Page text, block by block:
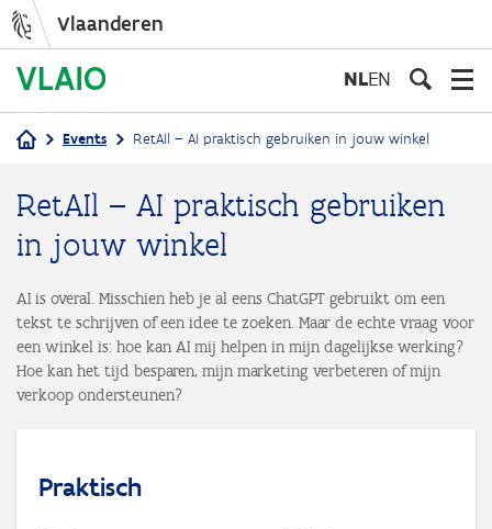
inhoud
Vlaanderen
NLEN
Events RetAIl – AI praktisch gebruiken in jouw winkel
RetAIl – AI praktisch gebruiken
in jouw winkel
AI is overal. Misschien heb je al eens ChatGPT gebruikt om een
tekst te schrijven of een idee te zoeken. Maar de echte vraag voor
een winkel is: hoe kan AI mij helpen in mijn dagelijkse werking?
Hoe kan het tijd besparen, mijn marketing verbeteren of mijn
verkoop ondersteunen?
Praktisch